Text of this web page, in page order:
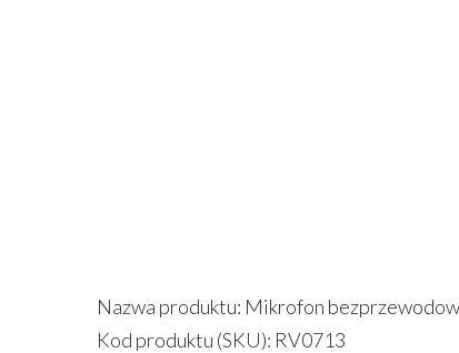
Nazwa produktu: Mikrofon
Kod produktu (SKU): RV0713